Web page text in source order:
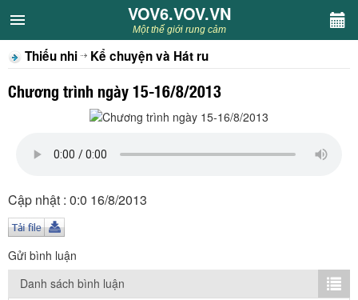
VOV6.VOV.VN
CHUYÊN MỤC
Khách VOV6
Sân khấu
Thiếu nhi
VOV6.VOV.VN
Một thế giới rung cảm
Thiếu nhi Kể chuyện và Hát ru
Chương trình ngày 15-16/8/2013
Cập nhật : 0:0 16/8/2013
Gửi bình luận
Danh sách bình luận